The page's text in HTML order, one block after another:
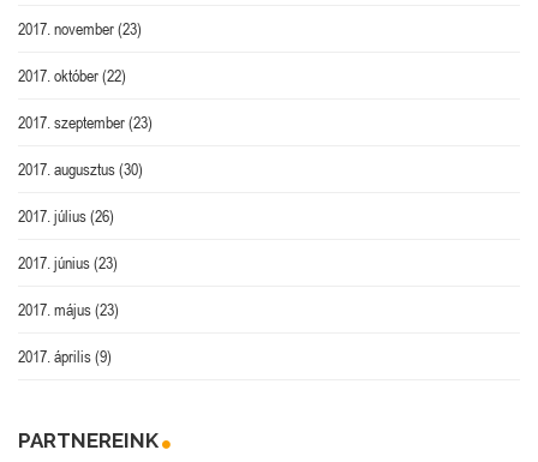
2017. november(23)
2017. október(22)
2017. szeptember(23)
2017. augusztus(30)
2017. július(26)
2017. június(23)
2017. május(23)
2017. április(9)
PARTNEREINK